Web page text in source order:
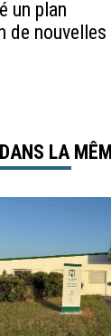
un plan
de nouvelles
DANS LA